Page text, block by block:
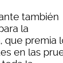
también
la
que premia
en las